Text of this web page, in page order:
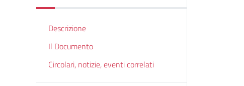
Descrizione
Il Documento
Circolari, notizie, eventi correlati